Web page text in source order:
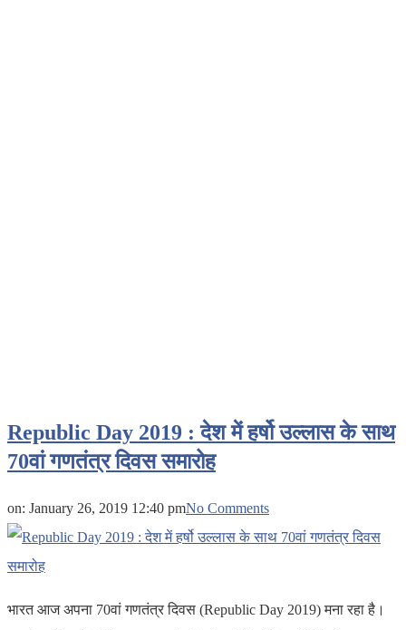
Republic Day 2019 : देश में हर्षो उल्लास के साथ
70वां गणतंत्र दिवस समारोह
on: January 26, 2019 12:40 pmNo Comments
भारत आज अपना 70वां गणतंत्र दिवस (Republic Day 2019) मना रहा है।